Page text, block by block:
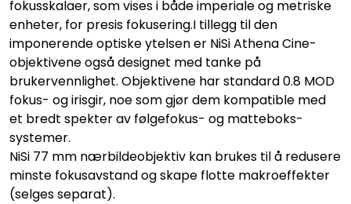
fokusskalaer, som vises i både imperiale og metriske
enheter, for presis fokusering.I tillegg til den
imponerende optiske ytelsen er NiSi Athena Cine-
objektivene også designet med tanke på
brukervennlighet. Objektivene har standard 0.8 MOD
fokus- og irisgir, noe som gjør dem kompatible med
et bredt spekter av følgefokus- og matteboks-
systemer.
NiSi 77 mm nærbildeobjektiv kan brukes til å redusere
minste fokusavstand og skape flotte makroeffekter
(selges separat).